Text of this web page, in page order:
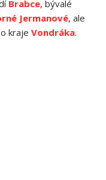
Brabce, bývalé
Jermanové, ale
kraje Vondráka.